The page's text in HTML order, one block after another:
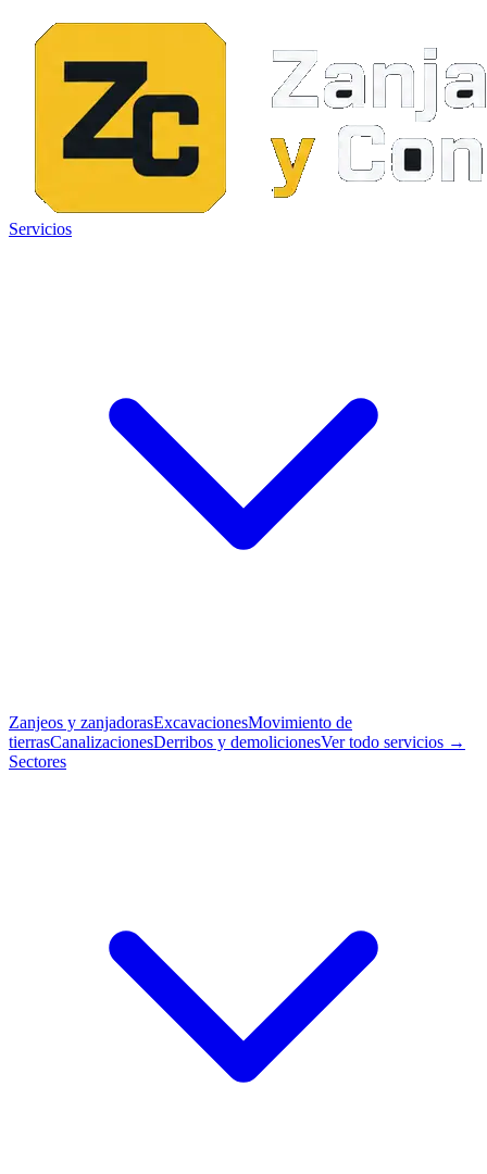
Servicios
Zanjeos y zanjadorasExcavacionesMovimiento de
tierrasCanalizacionesDerribos y demolicionesVer todo servicios →
Sectores